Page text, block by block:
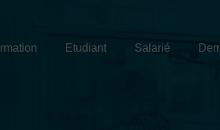
Etudiant Salarié